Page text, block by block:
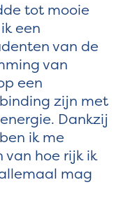
tot mooie
een
van de
van
een
zijn met
Dankzij
ik me
hoe rijk ik
mag